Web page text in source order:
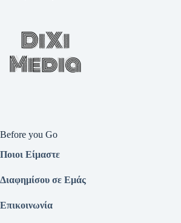
Before you Go
Ποιοι Είμαστε
Διαφημίσου σε Εμάς
Επικοινωνία